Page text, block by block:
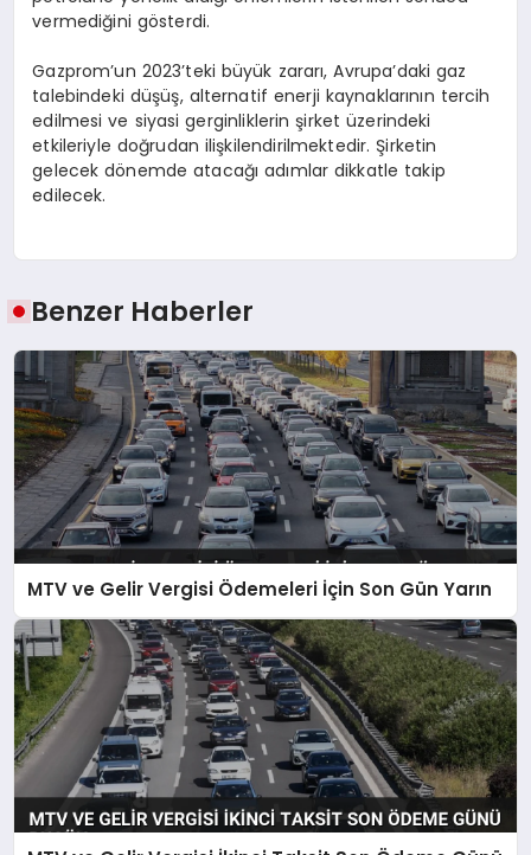
vermediğini gösterdi.
Gazprom’un 2023’teki büyük zararı, Avrupa’daki gaz
talebindeki düşüş, alternatif enerji kaynaklarının tercih
edilmesi ve siyasi gerginliklerin şirket üzerindeki
etkileriyle doğrudan ilişkilendirilmektedir. Şirketin
gelecek dönemde atacağı adımlar dikkatle takip
edilecek.
Benzer Haberler
MTV ve Gelir Vergisi Ödemeleri İçin Son Gün Yarın